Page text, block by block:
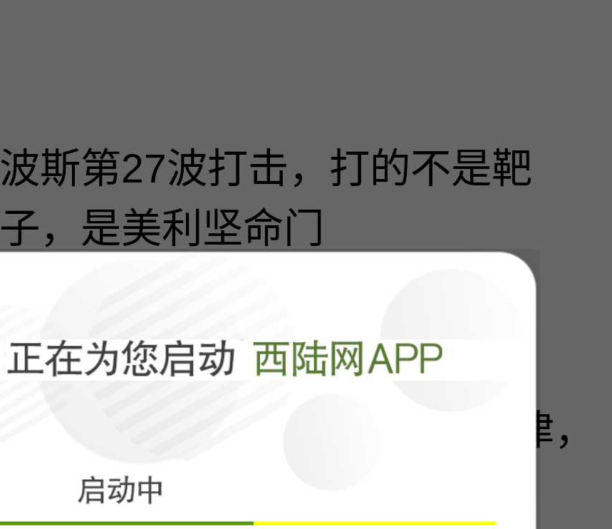
波斯第27波打击，打的不是靶
子，是美利坚命门
“去美元化”加速，美债无人问津，
东瀛被锁死！